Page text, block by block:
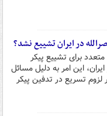
در ایران تشییع نشد؟
برای تشییع پیکر
این امر به دلیل مسائل
تسریع در تدفین پیکر